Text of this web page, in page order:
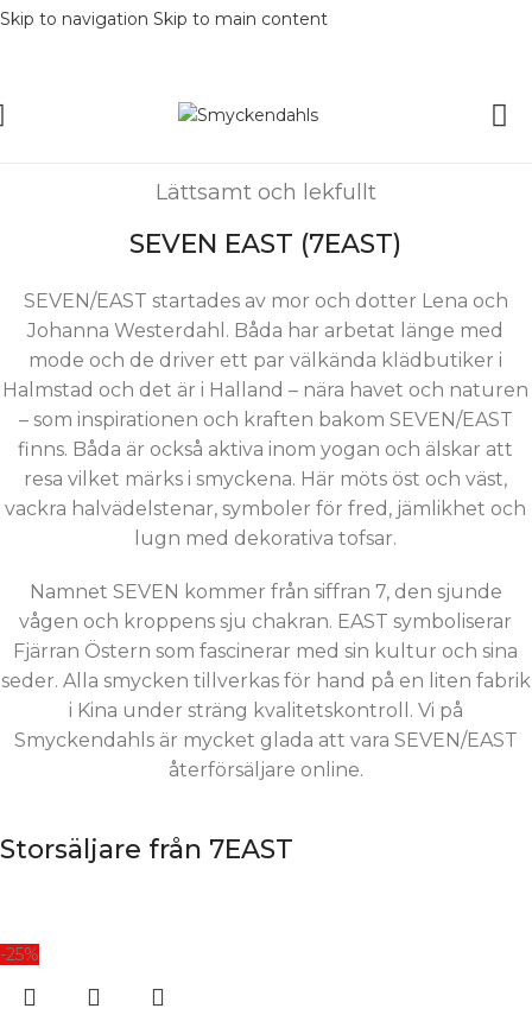
Skip to navigation Skip to main content
Lättsamt och lekfullt
SEVEN EAST (7EAST)
SEVEN/EAST startades av mor och dotter Lena och
Johanna Westerdahl. Båda har arbetat länge med
mode och de driver ett par välkända klädbutiker i
Halmstad och det är i Halland – nära havet och naturen
– som inspirationen och kraften bakom SEVEN/EAST
finns. Båda är också aktiva inom yogan och älskar att
resa vilket märks i smyckena. Här möts öst och väst,
vackra halvädelstenar, symboler för fred, jämlikhet och
lugn med dekorativa tofsar.
Namnet SEVEN kommer från siffran 7, den sjunde
vågen och kroppens sju chakran. EAST symboliserar
Fjärran Östern som fascinerar med sin kultur och sina
seder. Alla smycken tillverkas för hand på en liten fabrik
i Kina under sträng kvalitetskontroll. Vi på
Smyckendahls är mycket glada att vara SEVEN/EAST
återförsäljare online.
Storsäljare från 7EAST
-25%